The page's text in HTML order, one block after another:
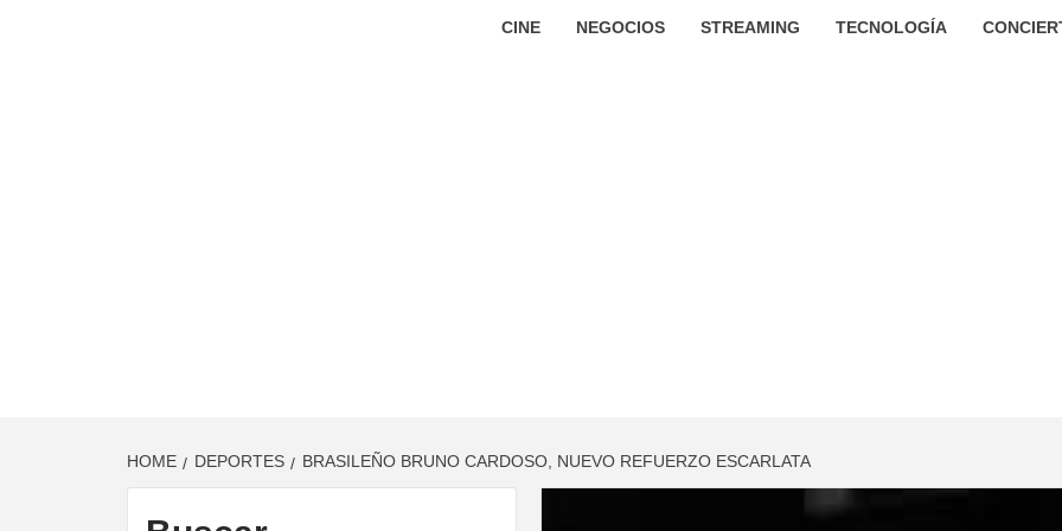
CINE NEGOCIOS STREAMING TECNOLOGÍA
HOME DEPORTES BRASILEÑO BRUNO CARDOSO, NUEVO REFUERZO ESCARLATA